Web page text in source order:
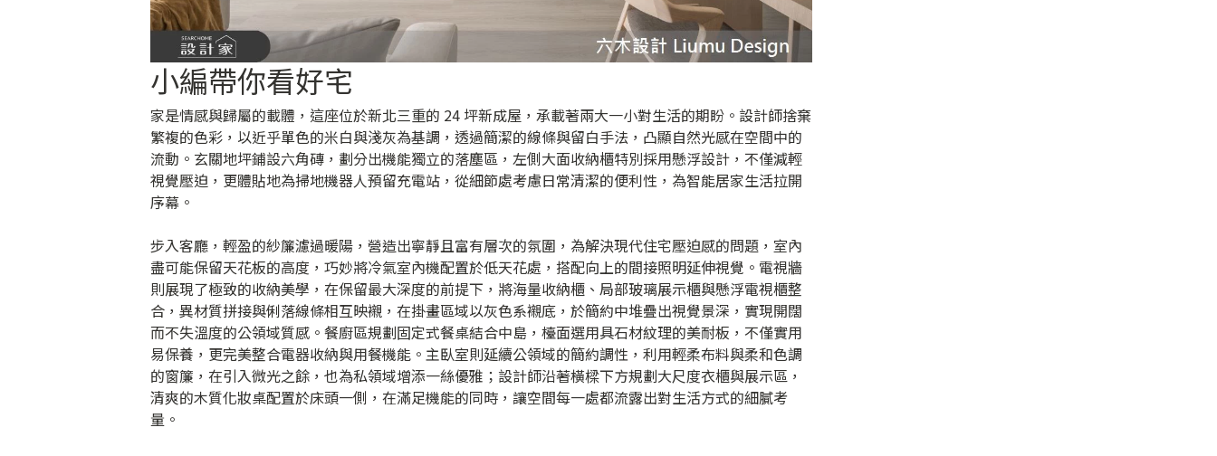
小編帶你看好宅
家是情感與歸屬的載體，這座位於新北三重的 24 坪新成屋，承載著兩大一小對生活的期盼。設計師捨棄
繁複的色彩，以近乎單色的米白與淺灰為基調，透過簡潔的線條與留白手法，凸顯自然光感在空間中的
流動。玄關地坪鋪設六角磚，劃分出機能獨立的落塵區，左側大面收納櫃特別採用懸浮設計，不僅減輕
視覺壓迫，更體貼地為掃地機器人預留充電站，從細節處考慮日常清潔的便利性，為智能居家生活拉開
序幕。
步入客廳，輕盈的紗簾濾過暖陽，營造出寧靜且富有層次的氛圍，為解決現代住宅壓迫感的問題，室內
盡可能保留天花板的高度，巧妙將冷氣室內機配置於低天花處，搭配向上的間接照明延伸視覺。電視牆
則展現了極致的收納美學，在保留最大深度的前提下，將海量收納櫃、局部玻璃展示櫃與懸浮電視櫃整
合，異材質拼接與俐落線條相互映襯，在掛畫區域以灰色系襯底，於簡約中堆疊出視覺景深，實現開闊
而不失溫度的公領域質感。餐廚區規劃固定式餐桌結合中島，檯面選用具石材紋理的美耐板，不僅實用
易保養，更完美整合電器收納與用餐機能。主臥室則延續公領域的簡約調性，利用輕柔布料與柔和色調
的窗簾，在引入微光之餘，也為私領域增添一絲優雅；設計師沿著橫樑下方規劃大尺度衣櫃與展示區，
清爽的木質化妝桌配置於床頭一側，在滿足機能的同時，讓空間每一處都流露出對生活方式的細膩考
量。